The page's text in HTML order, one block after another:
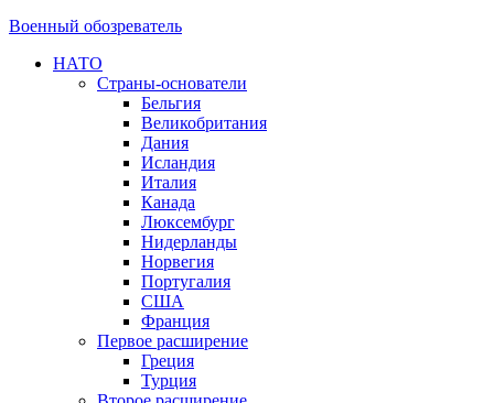
Военный обозреватель
НАТО
Страны-основатели
Бельгия
Великобритания
Дания
Исландия
Италия
Канада
Люксембург
Нидерланды
Норвегия
Португалия
США
Франция
Первое расширение
Греция
Турция